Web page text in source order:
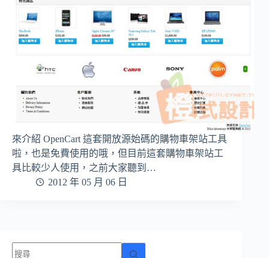
來介紹 OpenCart 這套開放源始碼的購物車架站工具
啦，也是免費使用的哦，但目前這套購物車架站工
具比較少人使用，之前大家聽到…
2012 年 05 月 06 日
找